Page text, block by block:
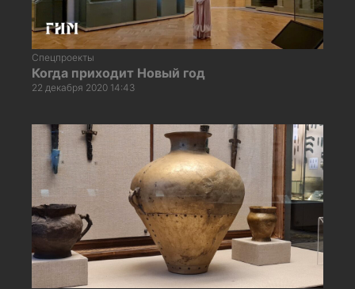
Спецпроекты
Когда приходит Новый год
22 декабря 2020 14:43